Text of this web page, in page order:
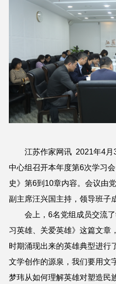
江苏作家网讯 2021年4月
中心组召开本年度第6次学习
史》第6到 10章内容。会议由
副主席汪兴国主持，领导班子
会上， 6名党组成员交流
习英雄、关爱英雄》这篇文章
时期涌现出来的英雄典型进行
文学创作的源泉，我们要用文
梦玮从如何理解英雄对塑造民